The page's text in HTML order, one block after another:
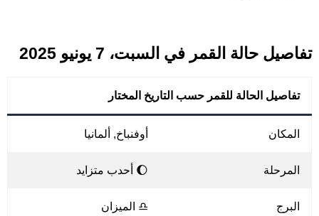
تفاصيل حالة القمر في السبت، 7 يونيو 2025
تفاصيل الحالة للقمر حسب التاريخ المختار
المكان أوفنباخ, ألمانيا
المرحلة 🌔 أحدب متزايد
البرج ♎ الميزان